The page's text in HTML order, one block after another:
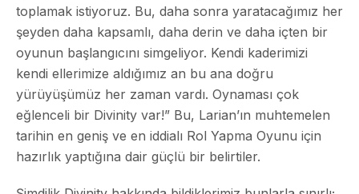
toplamak istiyoruz. Bu, daha sonra yaratacağımız her
şeyden daha kapsamlı, daha derin ve daha içten bir
oyunun başlangıcını simgeliyor. Kendi kaderimizi
kendi ellerimize aldığımız an bu ana doğru
yürüyüşümüz her zaman vardı. Oynaması çok
eğlenceli bir Divinity var!” Bu, Larian’ın muhtemelen
tarihin en geniş ve en iddialı Rol Yapma Oyunu için
hazırlık yaptığına dair güçlü bir belirtiler.